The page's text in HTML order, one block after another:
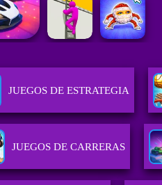
JUEGOS DE ESTRATEGIA
JUEGOS DE CARRERAS